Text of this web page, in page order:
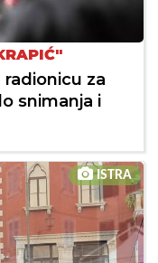
za
snimanja i
ISTRA